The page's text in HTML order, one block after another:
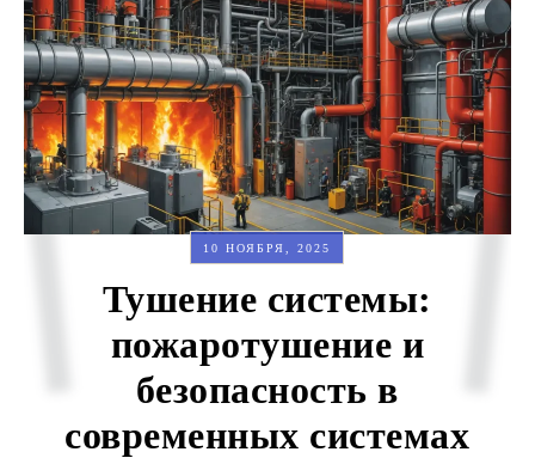
10 НОЯБРЯ, 2025
Тушение системы:
пожаротушение и
безопасность в
современных системах